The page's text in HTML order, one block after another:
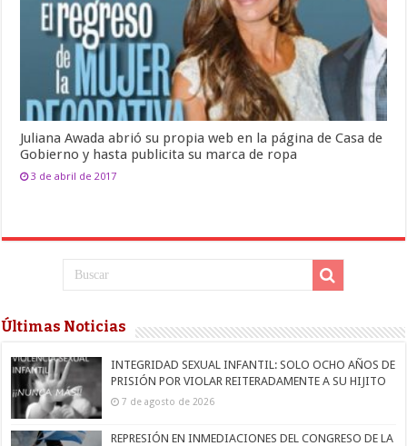
Juliana Awada abrió su propia web en la página de Casa de
Gobierno y hasta publicita su marca de ropa
3 de abril de 2017
Últimas Noticias
INTEGRIDAD SEXUAL INFANTIL: SOLO OCHO AÑOS DE
PRISIÓN POR VIOLAR REITERADAMENTE A SU HIJITO
7 de agosto de 2026
REPRESIÓN EN INMEDIACIONES DEL CONGRESO DE LA